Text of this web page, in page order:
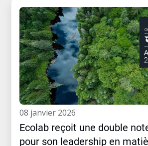
08 janvier 2026
Ecolab reçoit une double
pour son leadership en